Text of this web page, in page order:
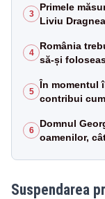
3
Primele
Liviu Dragnea
4
România
să-și
5
În momentul
contribui
6
Domnul
oamenilor,
Suspendarea